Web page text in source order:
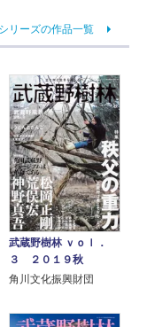
リーズの作品一覧
武蔵野樹林 ｖｏｌ．
３ ２０１９秋
角川文化振興財団